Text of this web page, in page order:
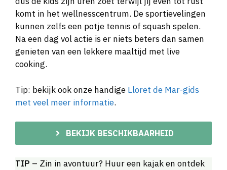
komt in het wellnesscentrum. De sportievelingen
kunnen zelfs een potje tennis of squash spelen.
Na een dag vol actie is er niets beters dan samen
genieten van een lekkere maaltijd met live
cooking.
Tip: bekijk ook onze handige Lloret de Mar-gids
met veel meer informatie.
BEKIJK BESCHIKBAARHEID
TIP – Zin in avontuur? Huur een kajak en ontdek